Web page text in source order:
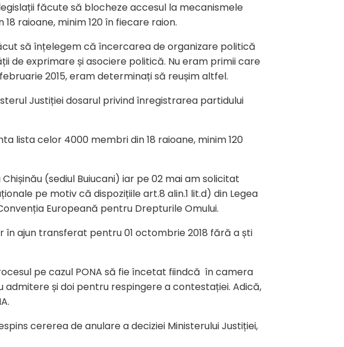
făcute să blocheze accesul la mecanismele
raioane, minim 120 în fiecare raion.
să înțelegem că încercarea de organizare politică
de exprimare și asociere politică. Nu eram primii care
2015, eram determinați să reușim altfel.
Justiției dosarul privind înregistrarea partidului
lista celor 4000 membri din 18 raioane, minim 120
(sediul Buiucani) iar pe 02 mai am solicitat
pe motiv că dispozițiile art.8 alin.1 lit.d) din Legea
Europeană pentru Drepturile Omului.
în ajun transferat pentru 01 octombrie 2018 fără a ști
pe cazul PONA să fie încetat fiindcă în camera
și doi pentru respingere a contestației. Adică,
cererea de anulare a deciziei Ministerului Justiției,